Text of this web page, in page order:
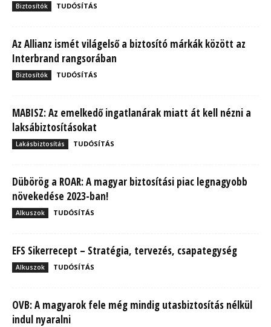
Biztosítók TUDÓSÍTÁS
Az Allianz ismét világelső a biztosító márkák között az
Interbrand rangsorában
Biztosítók TUDÓSÍTÁS
MABISZ: Az emelkedő ingatlanárak miatt át kell nézni a
laksábiztosításokat
Lakásbiztosítás TUDÓSÍTÁS
Dübörög a ROAR: A magyar biztosítási piac legnagyobb
növekedése 2023-ban!
Alkuszok TUDÓSÍTÁS
EFS Sikerrecept – Stratégia, tervezés, csapategység
Alkuszok TUDÓSÍTÁS
OVB: A magyarok fele még mindig utasbiztosítás nélkül
indul nyaralni